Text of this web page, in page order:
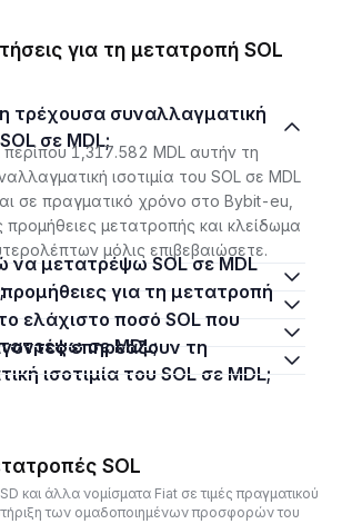
για τη μετατροπή SOL
σε MDL;
περίπου 1,317.582 MDL αυτήν τη
ισοτιμία του SOL σε MDL
σε πραγματικό χρόνο στο Bybit-eu,
προμήθειες μετατροπής και κλείδωμα
μόλις επιβεβαιώσετε.
σε MDL;
ισοτιμία του SOL σε MDL;
SOL
και άλλα νομίσματα Fiat σε τιμές πραγματικού
των ομαδοποιημένων προσφορών του